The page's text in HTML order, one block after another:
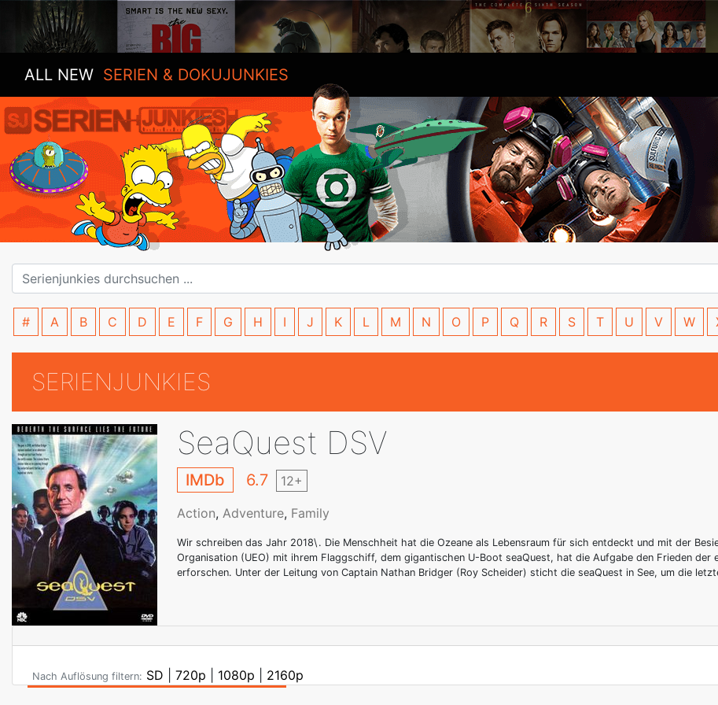
ALL NEW SERIEN & DOKUJUNKIES
# A B C D E F G H I J K L M N O P Q R S T U V W
SERIENJUNKIES
SeaQuest DSV
IMDb 6.7 12+
Action, Adventure, Family
Wir schreiben das Jahr 2018\. Die Menschheit hat die Ozeane als Lebensraum für sich entdeckt und mit der
Organisation (UEO) mit ihrem Flaggschiff, dem gigantischen U-Boot seaQuest, hat die Aufgabe den Frieden der
erforschen. Unter der Leitung von Captain Nathan Bridger (Roy Scheider) sticht die seaQuest in See, um die
Nach Auflösung filtern: SD 720p 1080p 2160p